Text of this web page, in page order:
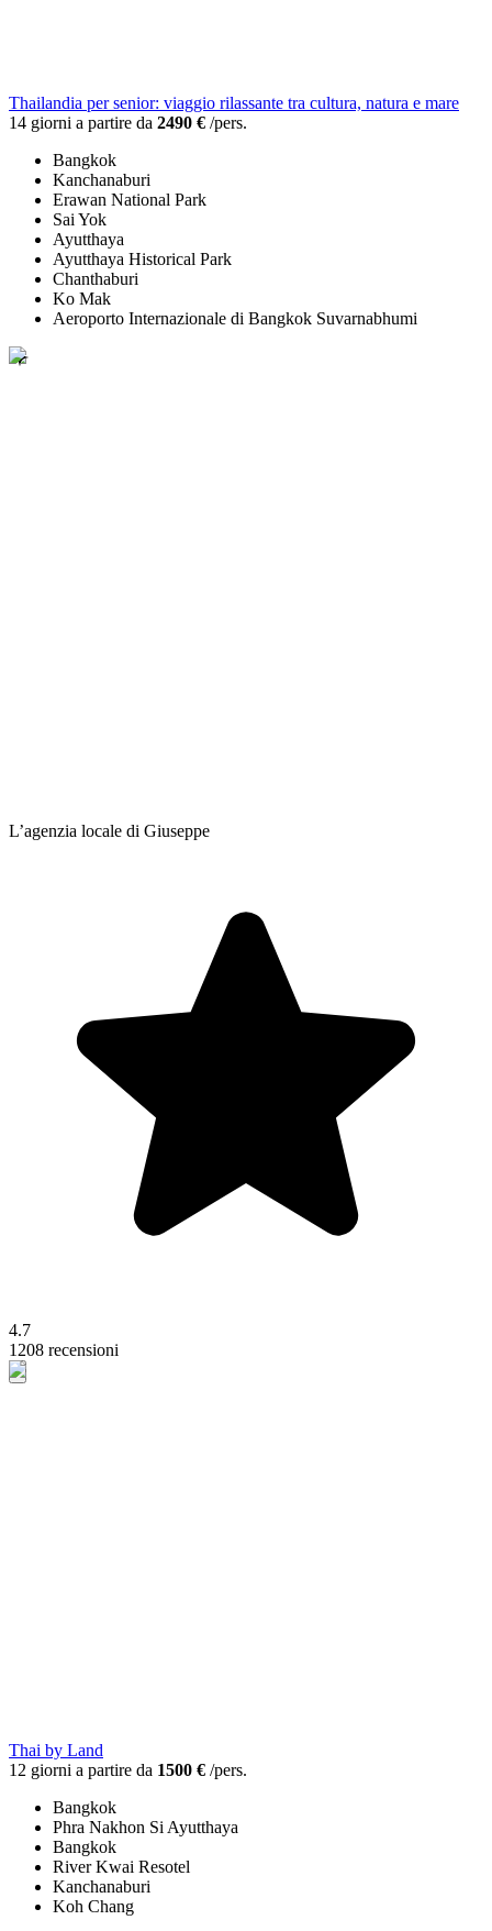
Thailandia per senior: viaggio rilassante tra cultura, natura e mare
14 giorni a partire da 2490 € /pers.
Bangkok
Kanchanaburi
Erawan National Park
Sai Yok
Ayutthaya
Ayutthaya Historical Park
Chanthaburi
Ko Mak
Aeroporto Internazionale di Bangkok Suvarnabhumi
L’agenzia locale di Giuseppe
4.7
1208 recensioni
Thai by Land
12 giorni a partire da 1500 € /pers.
Bangkok
Phra Nakhon Si Ayutthaya
Bangkok
River Kwai Resotel
Kanchanaburi
Koh Chang